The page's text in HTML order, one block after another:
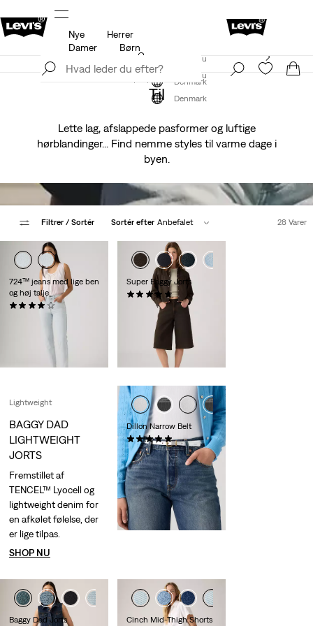
Opdateret politik for levering og returnering
til
Tilmeld dig nu
Denmark
Nye
Herrer
Damer
Børn
Levi's®-appen. Det bedste fra Levi's®, skræddersyet til
Tilmeld dig nu
Denmark
Til
Lette lag, afslappede pasformer og luftige
hørblandinger... Find nemme styles til varme dage i
byen.
Filtrer / Sortér Sortér efter Anbefalet 28 Varer
724™ jeans med lige ben
og høj talje
(1942)
Original
Price
was
kr 949,00
på laveste
30-dages pris
Super Baggy Jorts
(120)
kr 729,00
Dillon Narrow Belt
(4)
kr 349,00
Baggy Dad Jorts Cinch Mid-Thigh Shorts
Lightweight
BAGGY DAD
LIGHTWEIGHT
JORTS
Fremstillet af
TENCEL™ Lyocell og
lightweight denim for
en afkølet følelse, der
er lige tilpas.
SHOP NU